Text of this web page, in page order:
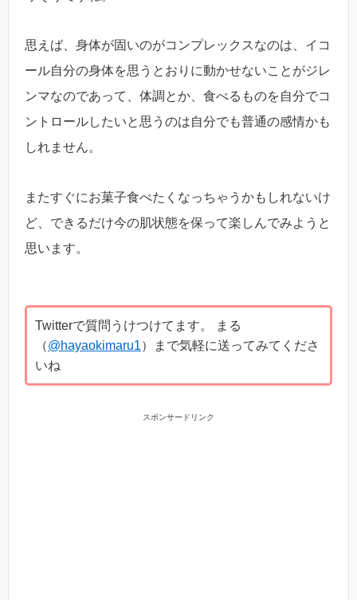
思えば、身体が固いのがコンプレックスなのは、イコ
ール自分の身体を思うとおりに動かせないことがジレ
ンマなのであって、体調とか、食べるものを自分でコ
ントロールしたいと思うのは自分でも普通の感情かも
しれません。
またすぐにお菓子食べたくなっちゃうかもしれないけ
ど、できるだけ今の肌状態を保って楽しんでみようと
思います。
Twitterで質問うけつけてます。 まる
（@hayaokimaru1）まで気軽に送ってみてくださ
いね
スポンサードリンク